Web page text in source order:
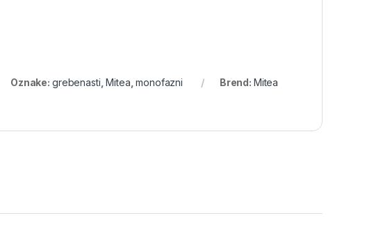
Oznake: grebenasti ,Mitea ,monofazni Brend: Mitea